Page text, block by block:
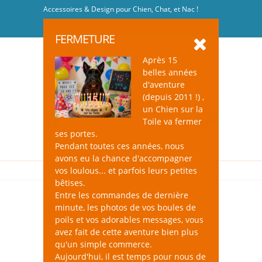
Accessoires & Design pour Chien, Chat, et Nac !
FERMETURE
Après 15
belles années
d'aventure
(depuis 2011 !) ,
un Chien sur la
Toile va fermer
ses portes.
Pendant toutes ces années, nous
avons eu la chance d'accompagner
vos loulous... et parfois leurs petites
bêtises.
Entre les commandes de dernière
minute, les photos de vos boules de
poils et vos adorables messages, vous
avez fait de cette aventure bien plus
qu'un simple commerce.
Aujourd'hui, il est temps pour nous de
Jouets pour Chat
un Chien sur la Toile, c'est une sélection de
jouets qui éveilleront l’intérêt de votre chat